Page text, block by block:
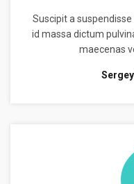
Suscipit a
id massa dictum
maecenas